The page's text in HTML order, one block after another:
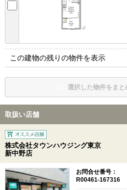
この建物の残りの物件を表示
選択した物件をまと
取扱い店舗
株式会社タウンハウジング東京
新中野店
お問合せ番号：
R00461-167316